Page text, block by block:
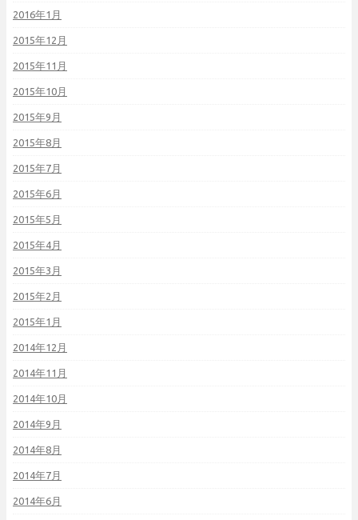
2016年1月
2015年12月
2015年11月
2015年10月
2015年9月
2015年8月
2015年7月
2015年6月
2015年5月
2015年4月
2015年3月
2015年2月
2015年1月
2014年12月
2014年11月
2014年10月
2014年9月
2014年8月
2014年7月
2014年6月